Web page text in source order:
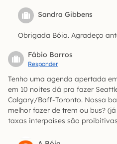
Sandra Gibbens
Obrigada Bóia. Agradeço
Fábio Barros
Responder
Tenho uma agenda apertada
em 10 noites dá pra fazer
Calgary/Baff-Toronto. Nossa
melhor fazer de trem ou bus?
taxas interpaíses são